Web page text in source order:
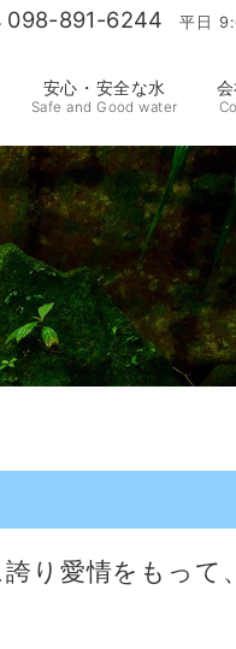
098-891-6244 平日
安心・安全な水
Safe and Good water
り愛情をもって